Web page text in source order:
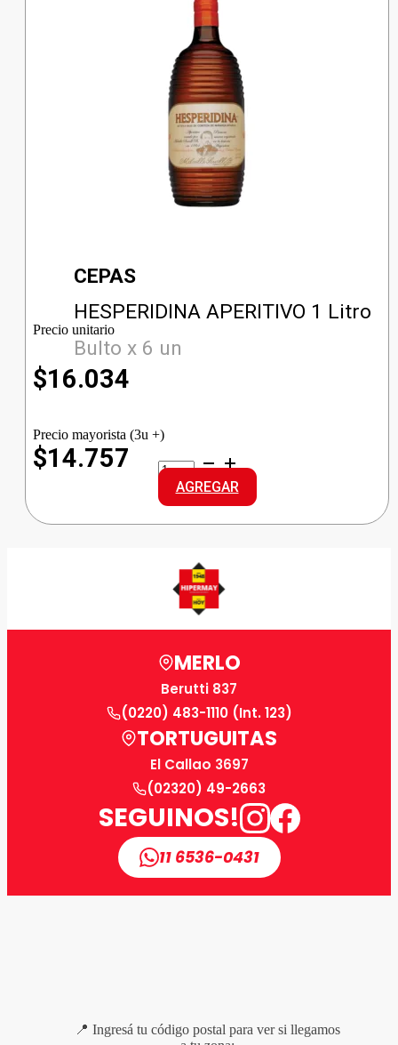
CEPAS
HESPERIDINA APERITIVO 1 Litro
Bulto x 6 un
Precio unitario
$16.034
Precio mayorista (3u +)
$14.757
HESPERIDINA
APERITIVO
cantidad
AGREGAR
MERLO
Berutti 837
(0220) 483-1110 (Int. 123)
TORTUGUITAS
El Callao 3697
(02320) 49-2663
SEGUINOS!
11 6536-0431
📍 Ingresá tu código postal para ver si llegamos